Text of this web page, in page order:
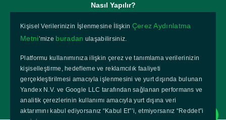
Nasıl Yapılır?
Online Kurumsal Sözleşme Gönderimi Nasıl
Yapılır?
Paperzero Nasıl Kullanılır?
Kişisel Verilerinizin İşlenmesine İlişkin Çerez Aydınlatma
Metni’mize buradan ulaşabilirsiniz.
Platformu kullanımınıza ilişkin çerez ve tanımlama verilerinizin
kişiselleştirme, hedefleme ve reklamcılık faaliyeti
gerçekleştirilmesi amacıyla işlenmesini ve yurt dışında bulunan
Yandex N.V. ve Google LLC tarafından sağlanan performans ve
analitik çerezlerinin kullanımı amacıyla yurt dışına veri
aktarımını kabul ediyorsanız “Kabul Et”’i, etmiyorsanız “Reddet”i